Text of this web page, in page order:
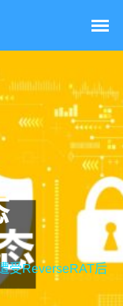
受ReverseRAT后